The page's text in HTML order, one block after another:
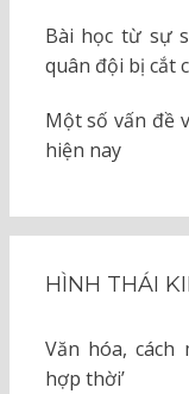
Bài học từ sự
quân đội bị cắt
Một số vấn đề
hiện nay
HÌNH THÁI
Văn hóa,
hợp thời’